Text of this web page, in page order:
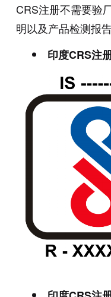
CRS注册不需要验
明以及产品检测报告
印度CRS注